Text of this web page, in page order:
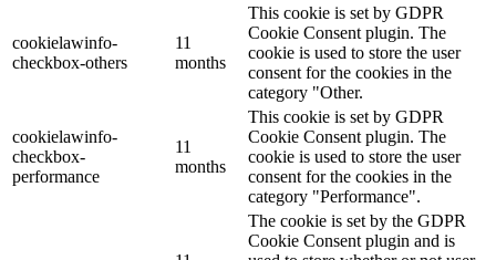
cookielawinfo-
checkbox-others
11
months
This cookie is set by GDPR
Cookie Consent plugin. The
cookie is used to store the user
consent for the cookies in the
category "Other.
cookielawinfo-
checkbox-
performance
11
months
This cookie is set by GDPR
Cookie Consent plugin. The
cookie is used to store the user
consent for the cookies in the
category "Performance".
The cookie is set by the GDPR
Cookie Consent plugin and is